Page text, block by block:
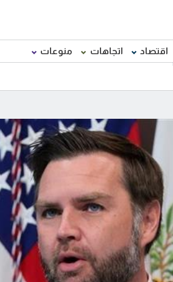
اقتصاد اتجاهات منوعات